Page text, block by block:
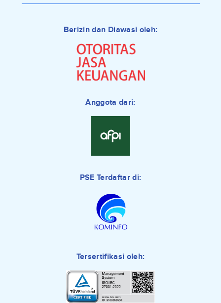
Berizin dan Diawasi oleh:
Anggota dari:
PSE Terdaftar di:
Tersertifikasi oleh: